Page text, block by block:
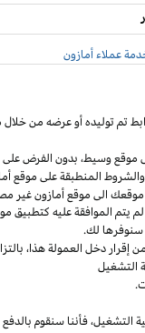
عملاء أمازون
تم توليده أو عرضه من
موقعوسيط، بدون الفرض على
والشروط المنطبقةعلى موقع
موقعك الى موقع أمازون غير
يتم الموافقة عليه كتطبيق
سنوفرها لك.
هذا،
التشغيل
التشغيل،فأننا سنقوم